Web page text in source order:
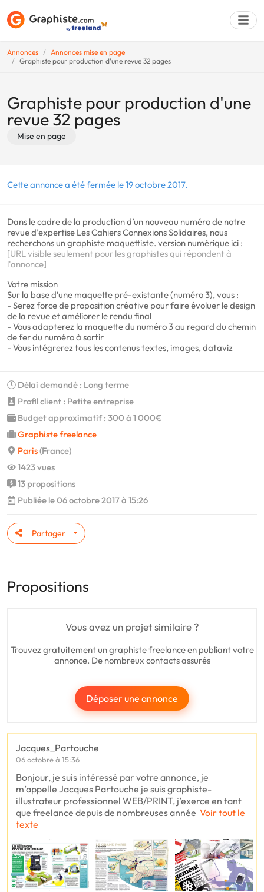
Annonces
Annonces mise en page
Graphiste pour production d'une revue 32 pages
Graphiste pour production d'une
revue 32 pages
Mise en page
Cette annonce a été fermée le 19 octobre 2017.
Dans le cadre de la production d’un nouveau numéro de notre
revue d’expertise Les Cahiers Connexions Solidaires, nous
recherchons un graphiste maquettiste. version numérique ici :
[URL visible seulement pour les graphistes qui répondent à
l'annonce]
Votre mission
Sur la base d’une maquette pré-existante (numéro 3), vous :
- Serez force de proposition créative pour faire évoluer le design
de la revue et améliorer le rendu final
- Vous adapterez la maquette du numéro 3 au regard du chemin
de fer du numéro à sortir
- Vous intégrerez tous les contenus textes, images, dataviz
Délai demandé : Long terme
Profil client : Petite entreprise
Budget approximatif : 300 à 1 000€
Graphiste freelance
Paris(France)
1423 vues
13 propositions
Publiée le 06 octobre 2017 à 15:26
Partager
Propositions
Vous avez un projet similaire ?
Trouvez gratuitement un graphiste freelance en publiant votre
annonce. De nombreux contacts assurés
Déposer une annonce
Jacques_Partouche
06 octobre à 15:36
Bonjour, je suis intéressé par votre annonce, je
m’appelle Jacques Partouche je suis graphiste-
illustrateur professionnel WEB/PRINT, j’exerce en tant
que freelance depuis de nombreuses année Voir tout le
texte